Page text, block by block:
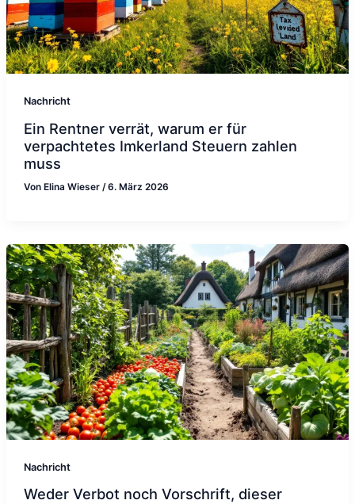
Nachricht
Ein Rentner verrät, warum er für
verpachtetes Imkerland Steuern zahlen
muss
Von Elina Wieser /6. März 2026
Nachricht
Weder Verbot noch Vorschrift, dieser